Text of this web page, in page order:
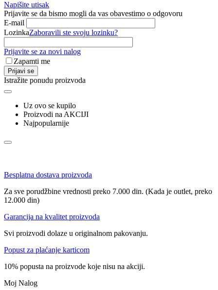
Napišite utisak
Prijavite se da bismo mogli da vas obavestimo o odgovoru
E-mail
LozinkaZaboravili ste svoju lozinku?
Prijavite se za novi nalog
Zapamti me
Prijavi se
Istražite ponudu proizvoda
Uz ovo se kupilo
Proizvodi na AKCIJI
Najpopularnije
Besplatna dostava proizvoda
Za sve porudžbine vrednosti preko 7.000 din. (Kada je outlet, preko
12.000 din)
Garancija na kvalitet proizvoda
Svi proizvodi dolaze u originalnom pakovanju.
Popust za plaćanje karticom
10% popusta na proizvode koje nisu na akciji.
Moj Nalog